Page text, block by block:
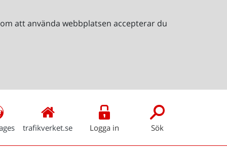
att använda webbplatsen accepterar du
trafikverket.se Logga in Sök